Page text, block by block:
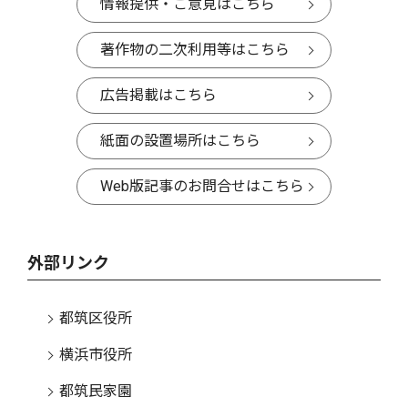
情報提供・ご意見はこちら
著作物の二次利用等はこちら
広告掲載はこちら
紙面の設置場所はこちら
Web版記事のお問合せはこちら
外部リンク
都筑区役所
横浜市役所
都筑民家園